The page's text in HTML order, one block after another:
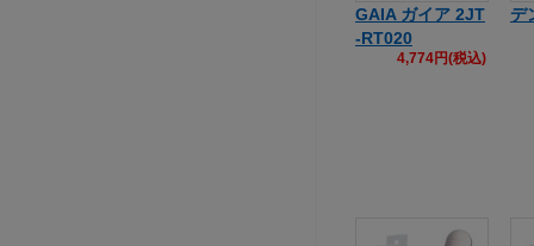
GAIA ガイア 2JT
-RT020
4,774円(税込)
デ